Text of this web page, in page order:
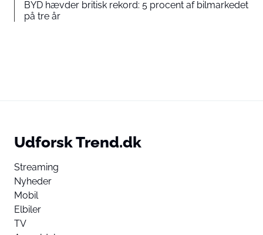
BYD hævder britisk rekord: 5 procent af bilmarkedet
på tre år
Udforsk Trend.dk
Streaming
Nyheder
Mobil
Elbiler
TV